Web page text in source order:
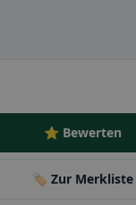
⭐ Bewerten
🏷️ Zur Merkliste